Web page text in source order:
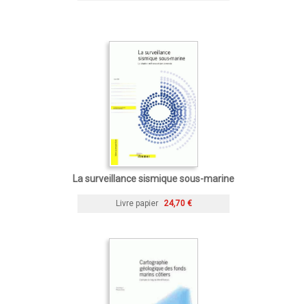
La surveillance sismique sous-marine
Livre papier 24,70 €